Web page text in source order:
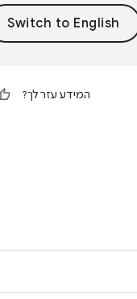
המידע עזר לך?